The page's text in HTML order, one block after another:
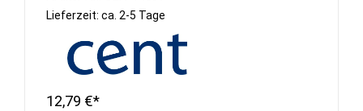
Lieferzeit: ca. 2-5 Tage
12,79 €*